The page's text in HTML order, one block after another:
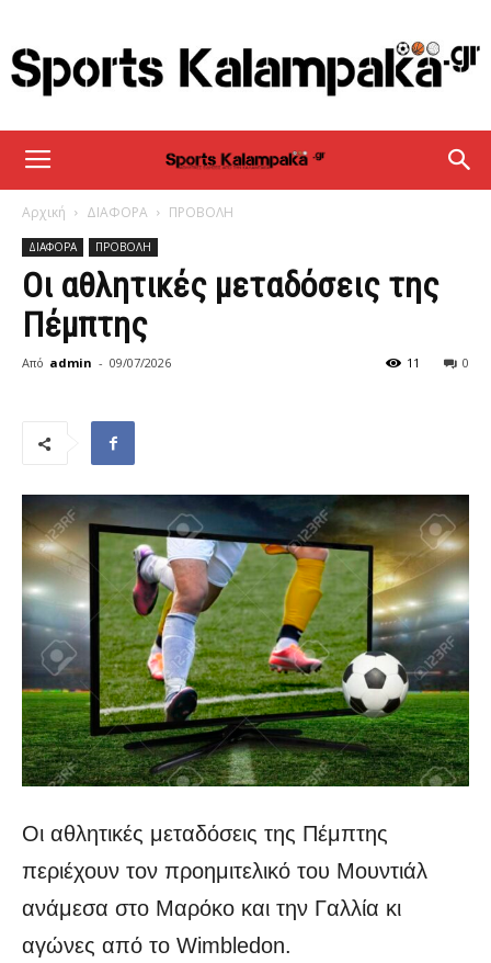
sportskalampaka
Αρχική ΔΙΑΦΟΡΑ ΠΡΟΒΟΛΗ
ΔΙΑΦΟΡΑ ΠΡΟΒΟΛΗ
Οι αθλητικές μεταδόσεις της
Πέμπτης
Από admin - 09/07/2026 0
11
Οι αθλητικές μεταδόσεις της Πέμπτης
περιέχουν τον προημιτελικό του Μουντιάλ
ανάμεσα στο Μαρόκο και την Γαλλία κι
αγώνες από το Wimbledon.